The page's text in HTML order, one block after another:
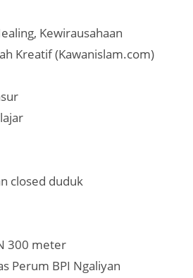
Kewirausahaan
Kreatif (Kawanislam.com)
closed duduk
300 meter
Perum BPI Ngaliyan